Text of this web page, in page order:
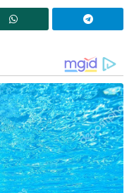
നേപ്പാളും ഇന്ത്യൻ
പാർലമെന്റിൽ
നേപ്പാളിന്റെ
പ്രധാനമന്ത്രി
പ്രസ്താവന
നേതാക്കൾ